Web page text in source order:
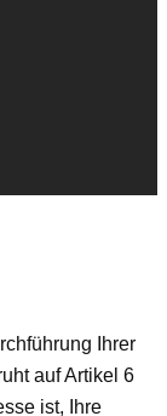
Ihrer
auf Artikel 6
ist, Ihre